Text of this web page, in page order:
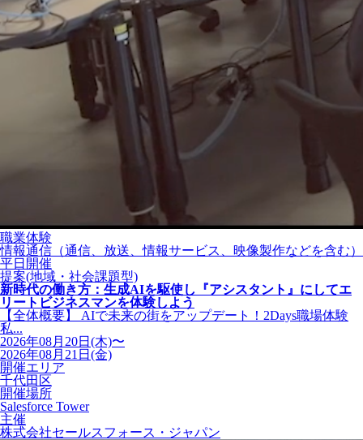
職業体験
情報通信（通信、放送、情報サービス、映像製作などを含む）
平日開催
提案(地域・社会課題型)
新時代の働き方：生成AIを駆使し『アシスタント』にしてエ
リートビジネスマンを体験しよう
【全体概要】 AIで未来の街をアップデート！2Days職場体験
私...
2026年08月20日(木)〜
2026年08月21日(金)
開催エリア
千代田区
開催場所
Salesforce Tower
主催
株式会社セールスフォース・ジャパン